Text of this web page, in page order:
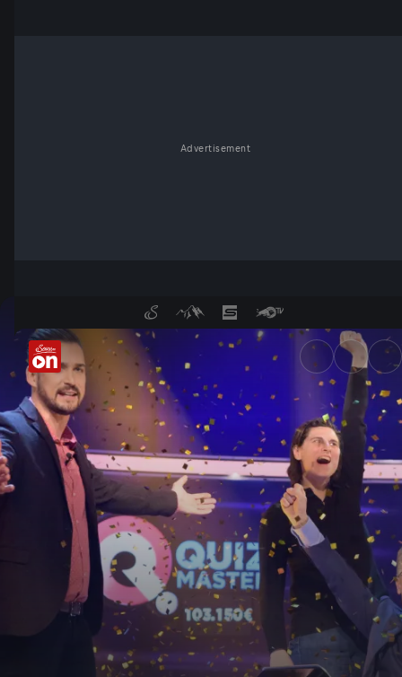
Advertisement
Folge 183 - ServusTV On